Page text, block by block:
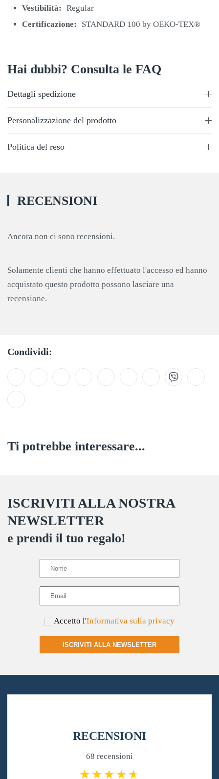
Vestibilità:
Regular
Certificazione:
STANDARD 100 by OEKO-TEX®
Hai dubbi? Consulta le FAQ
Dettagli spedizione
Personalizzazione del prodotto
Politica del reso
RECENSIONI
Ancora non ci sono recensioni.
Solamente clienti che hanno effettuato l'accesso ed hanno
acquistato questo prodotto possono lasciare una
recensione.
Condividi:
Ti potrebbe interessare...
ISCRIVITI ALLA NOSTRA
NEWSLETTER
e prendi il tuo regalo!
Accetto l'Informativa sulla privacy
ISCRIVITI ALLA NEWSLETTER
RECENSIONI
68 recensioni